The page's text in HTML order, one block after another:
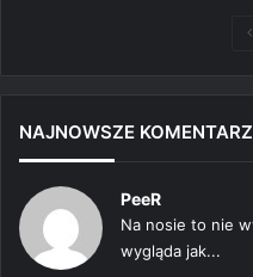
NAJNOWSZE
PeeR
Na nosie to nie
wygląda jak...